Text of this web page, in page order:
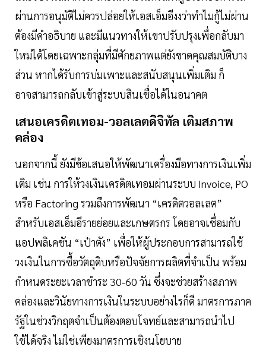
ผ่านการอนุมัติไม่ควรปล่อยให้เอสเอ็มอีงงว่าทำไมกู้ไม่ผ่าน
ต้องมีคำอธิบาย และมีแนวทางให้เขาปรับปรุงเพื่อกลับมา
ใหม่ได้โดยเฉพาะกลุ่มที่มีศักยภาพแต่ยังขาดคุณสมบัติบาง
ส่วน หากได้รับการบ่มเพาะและสนับสนุนเพิ่มเติม ก็
อาจสามารถกลับเข้าสู่ระบบสินเชื่อได้ในอนาคต
เสนอเครดิตเทอม-วอลเลตดิจิทัล เติมสภาพ
คล่อง
นอกจากนี้ ยังมีข้อเสนอให้พัฒนาเครื่องมือทางการเงินเพิ่ม
เติม เช่น การให้วงเงินเครดิตเทอมผ่านระบบ Invoice, PO
หรือ Factoring รวมถึงการพัฒนา “เครดิตวอลเลต”
สำหรับเอสเอ็มอีรายย่อยและเกษตรกร โดยอาจเชื่อมกับ
แอปพลิเคชัน “เป๋าตัง” เพื่อให้ผู้ประกอบการสามารถใช้
วงเงินในการซื้อวัตถุดิบหรือปัจจัยการผลิตที่จำเป็น พร้อม
กำหนดระยะเวลาชำระ 30-60 วัน ซึ่งจะช่วยสร้างสภาพ
คล่องและวินัยทางการเงินในระบบอย่างไรก็ดี มาตรการภาค
รัฐในช่วงวิกฤตจำเป็นต้องตอบโจทย์และสามารถนำไป
ใช้ได้จริง ไม่ใช่เพียงมาตรการเชิงนโยบาย